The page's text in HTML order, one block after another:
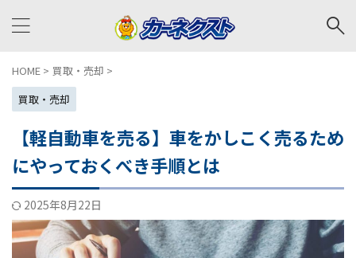
HOME > 買取・売却 >
買取・売却
【軽自動車を売る】車をかしこく売るため
にやっておくべき手順とは
2025年8月22日